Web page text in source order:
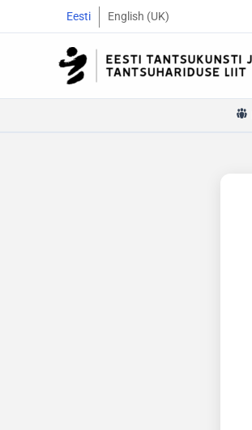
to
Eesti English (UK)